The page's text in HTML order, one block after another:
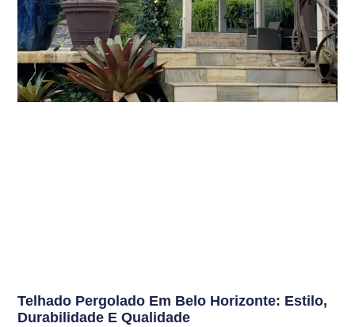
Telhado Pergolado Em Belo Horizonte: Estilo,
Durabilidade E Qualidade